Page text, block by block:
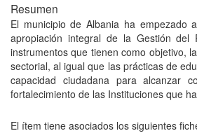
Resumen
El municipio de Albania ha empezado
apropiación integral de la Gestión del
instrumentos que tienen como objetivo,
sectorial, al igual que las prácticas de
capacidad ciudadana para alcanzar
fortalecimiento de las Instituciones que
El ítem tiene asociados los siguientes